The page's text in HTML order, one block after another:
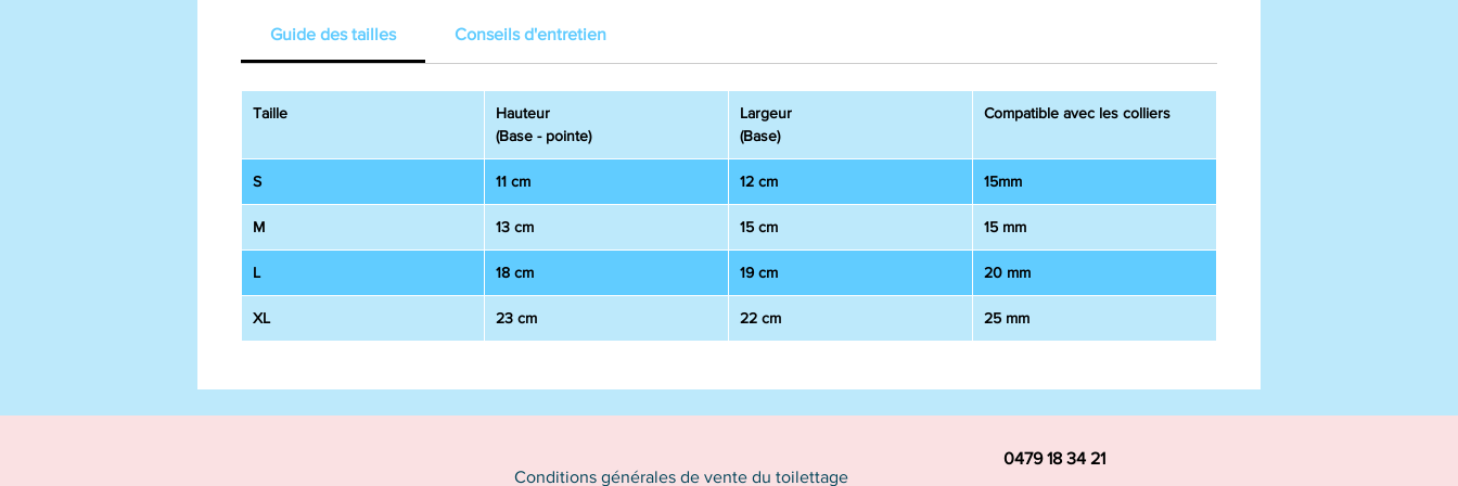
Guide des tailles Conseils d'entretien
Taille
Hauteur
(Base - pointe)
Largeur
(Base)
Compatible avec les colliers
S 11 cm 12 cm 15mm
M 13 cm 15 cm 15 mm
L 18 cm 19 cm 20 mm
XL 23 cm 22 cm 25 mm
Conditions générales de vente du toilettage
0479 18 34 21